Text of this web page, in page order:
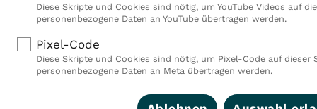
Akutkliniken, acht
(MVZ), neun
Deutschland über 9.000
Diese Skripte und Cookies sind nötig, um YouTube Videos auf
personenbezogene Daten an YouTube übertragen werden.
Pixel-Code
Diese Skripte und Cookies sind nötig, um Pixel-Code auf dieser
personenbezogene Daten an Meta übertragen werden.